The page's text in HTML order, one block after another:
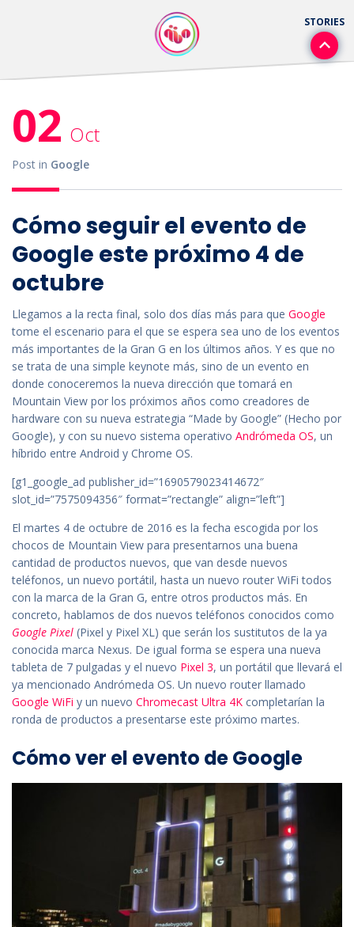
02 Oct
Post in Google
Cómo seguir el evento de
Google este próximo 4 de
octubre
Llegamos a la recta final, solo dos días más para que Google
tome el escenario para el que se espera sea uno de los eventos
más importantes de la Gran G en los últimos años. Y es que no
se trata de una simple keynote más, sino de un evento en
donde conoceremos la nueva dirección que tomará en
Mountain View por los próximos años como creadores de
hardware con su nueva estrategia “Made by Google” (Hecho por
Google), y con su nuevo sistema operativo Andrómeda OS, un
híbrido entre Android y Chrome OS.
[g1_google_ad publisher_id=”1690579023414672″
slot_id=”7575094356″ format=”rectangle” align=”left”]
El martes 4 de octubre de 2016 es la fecha escogida por los
chocos de Mountain View para presentarnos una buena
cantidad de productos nuevos, que van desde nuevos
teléfonos, un nuevo portátil, hasta un nuevo router WiFi todos
con la marca de la Gran G, entre otros productos más. En
concreto, hablamos de dos nuevos teléfonos conocidos como
Google Pixel (Pixel y Pixel XL) que serán los sustitutos de la ya
conocida marca Nexus. De igual forma se espera una nueva
tableta de 7 pulgadas y el nuevo Pixel 3, un portátil que llevará el
ya mencionado Andrómeda OS. Un nuevo router llamado
Google WiFi y un nuevo Chromecast Ultra 4K completarían la
ronda de productos a presentarse este próximo martes.
Cómo ver el evento de Google